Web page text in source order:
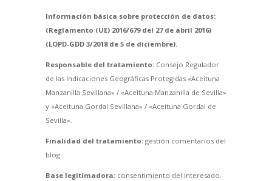
Información básica sobre protección de datos:
(Reglamento (UE) 2016/679 del 27 de abril 2016)
(LOPD-GDD 3/2018 de 5 de diciembre).
Responsable del tratamiento:Consejo Regulador
de las Indicaciones Geográficas Protegidas «Aceituna
Manzanilla Sevillana» / «Aceituna Manzanilla de Sevilla»
y «Aceituna Gordal Sevillana» / «Aceituna Gordal de
Sevilla».
Finalidad del tratamiento:gestión comentarios del
blog.
Base legitimadora:consentimiento del interesado.